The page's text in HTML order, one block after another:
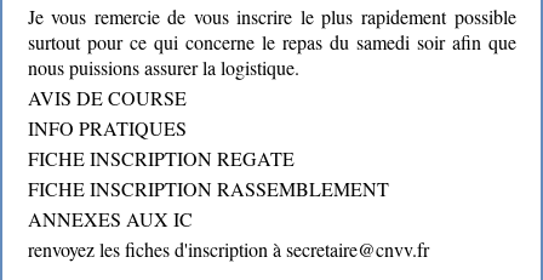
Je vous remercie de vous inscrire le plus rapidement possible
surtout pour ce qui concerne le repas du samedi soir afin que
nous puissions assurer la logistique.
AVIS DE COURSE
INFO PRATIQUES
FICHE INSCRIPTION REGATE
FICHE INSCRIPTION RASSEMBLEMENT
ANNEXES AUX IC
renvoyez les fiches d'inscription à secretaire@cnvv.fr